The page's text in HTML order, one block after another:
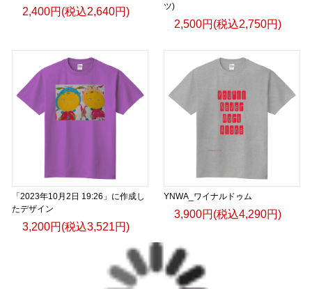
2,400円(税込2,640円)
ツ)
2,500円(税込2,750円)
「2023年10月2日 19:26」に作成し
たデザイン
3,200円(税込3,521円)
YNWA_ワイナルドゥム
3,900円(税込4,290円)